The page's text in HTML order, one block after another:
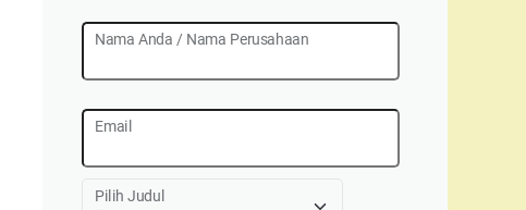
Nama Anda / Nama Perusahaan
Email
Pilih Judul